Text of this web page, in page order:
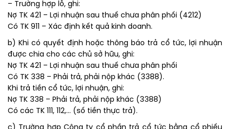
– Trường hợp lỗ, ghi:
Nợ TK 421 – Lợi nhuận sau thuế chưa phân phối (4212)
Có TK 911 – Xác định kết quả kinh doanh.
b) Khi có quyết định hoặc thông báo trả cổ tức, lợi nhuận
được chia cho các chủ sở hữu, ghi:
Nợ TK 421 – Lợi nhuận sau thuế chưa phân phối
Có TK 338 – Phải trả, phải nộp khác (3388).
Khi trả tiền cổ tức, lợi nhuận, ghi:
Nợ TK 338 – Phải trả, phải nộp khác (3388)
Có các TK 111, 112,… (số tiền thực trả).